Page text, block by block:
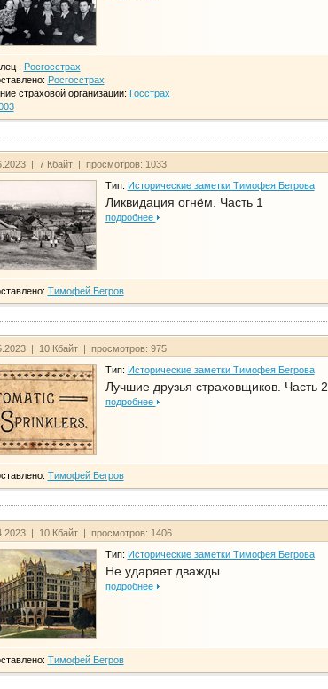
: Росгосстрах
Росгосстрах
страховой организации: Госстрах
| 7 Кбайт | просмотров: 1033
Тип: Исторические заметки Тимофея Бегрова
Ликвидация огнём. Часть 1
подробнее
Тимофей Бегров
| 10 Кбайт | просмотров: 975
Тип: Исторические заметки Тимофея Бегрова
Лучшие друзья страховщиков. Часть 2
подробнее
Тимофей Бегров
| 10 Кбайт | просмотров: 1406
Тип: Исторические заметки Тимофея Бегрова
Не ударяет дважды
подробнее
Тимофей Бегров